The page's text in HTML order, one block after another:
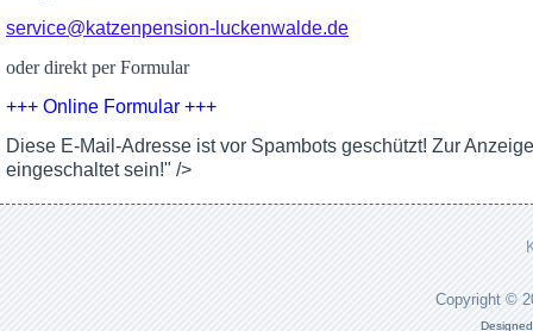
service@katzenpension-luckenwalde.de
oder direkt per Formular
+++ Online Formular +++
Diese E-Mail-Adresse ist vor Spambots geschützt! Zur
eingeschaltet sein!" />
Copyright ©